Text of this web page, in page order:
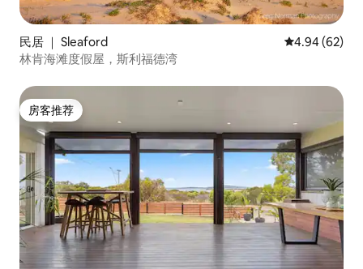
民居 ｜ Sleaford 平均评分 4.94
4.94 (62)
林肯海滩度假屋，斯利福德湾
房客推荐
房客推荐